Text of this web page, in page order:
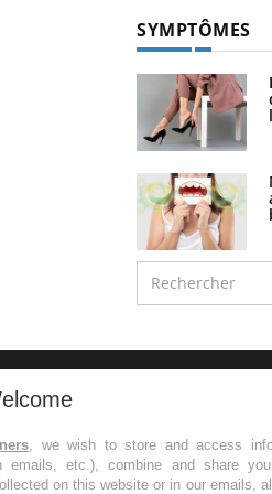
SYMPTÔMES
les semaines les meilleures
, we wish to store and access
emails, etc.), combine and share
on this website or in our emails,